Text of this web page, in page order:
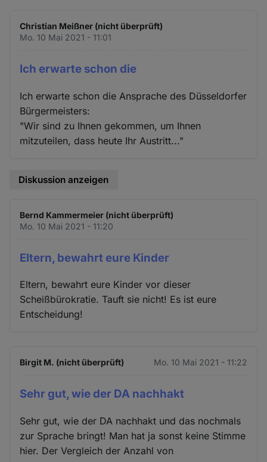
Christian Meißner (nicht überprüft)
Mo. 10 Mai 2021 - 11:01
Ich erwarte schon die
Ich erwarte schon die Ansprache des Düsseldorfer
Bürgermeisters:
"Wir sind zu Ihnen gekommen, um Ihnen
mitzuteilen, dass heute Ihr Austritt..."
Diskussion anzeigen
Bernd Kammermeier (nicht überprüft)
Mo. 10 Mai 2021 - 11:20
Eltern, bewahrt eure Kinder
Eltern, bewahrt eure Kinder vor dieser
Scheißbürokratie. Tauft sie nicht! Es ist eure
Entscheidung!
Birgit M. (nicht überprüft) Mo. 10 Mai 2021 - 11:22
Sehr gut, wie der DA nachhakt
Sehr gut, wie der DA nachhakt und das nochmals
zur Sprache bringt! Man hat ja sonst keine Stimme
hier. Der Vergleich der Anzahl von